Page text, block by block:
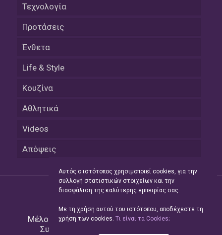
Τεχνολογία
Προτάσεις
Ένθετα
Life & Style
Κουζίνα
Αθλητικά
Videos
Απόψεις
Μέλος του Δικτύου τηςHellas Press Media
Συντήρηση και Ανάπτυξη
Αυτός ο ιστότοπος χρησιμοποιεί cookies, για την
συλλογή στατιστικών στοιχείων και την
διασφάλιση της καλύτερης εμπειρίας σας.
Με τη χρήση αυτού του ιστότοπου, αποδέχεστε τη
χρήση των cookies. Tι είναι τα Cookies;